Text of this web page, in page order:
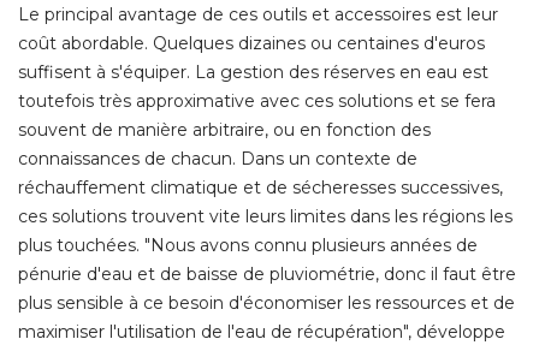
Le principal avantage de ces outils et accessoires est leur
coût abordable. Quelques dizaines ou centaines d'euros
suffisent à s'équiper. La gestion des réserves en eau est
toutefois très approximative avec ces solutions et se fera
souvent de manière arbitraire, ou en fonction des
connaissances de chacun. Dans un contexte de
réchauffement climatique et de sécheresses successives,
ces solutions trouvent vite leurs limites dans les régions les
plus touchées. "Nous avons connu plusieurs années de
pénurie d'eau et de baisse de pluviométrie, donc il faut être
plus sensible à ce besoin d'économiser les ressources et de
maximiser l'utilisation de l'eau de récupération", développe